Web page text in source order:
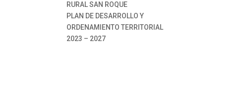
RURAL SAN ROQUE
PLAN DE DESARROLLO Y
ORDENAMIENTO TERRITORIAL
2023 – 2027